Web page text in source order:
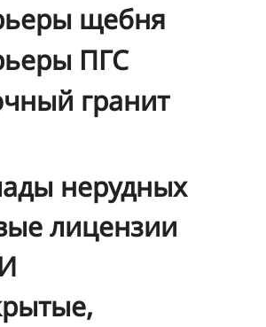
щебня
ПГС
гранит
нерудных
лицензии